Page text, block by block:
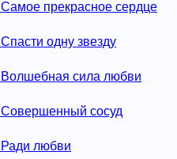
Самое прекрасное сердце
Спасти одну звезду
Волшебная сила любви
Совершенный сосуд
Ради любви